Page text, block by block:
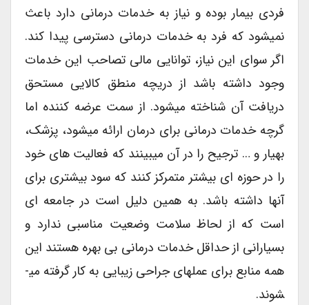
فردی بیمار بوده و نیاز به خدمات درمانی دارد باعث
نمیشود که فرد به خدمات درمانی دسترسی پیدا کند.
اگر سوای این نیاز، توانایی مالی تصاحب این خدمات
وجود داشته باشد از دریچه منطق کالایی مستحق
دریافت آن شناخته میشود. از سمت عرضه کننده اما
گرچه خدمات درمانی برای درمان ارائه میشود، پزشک،
بهیار و … ترجیح را در آن میبینند که فعالیت های خود
را در حوزه ای بیشتر متمرکز کنند که سود بیشتری برای
آنها داشته باشد. به همین دلیل است در جامعه ای
است که از لحاظ سلامت وضعیت مناسبی ندارد و
بسیارانی از حداقل خدمات درمانی بی بهره هستند این
همه منابع برای عمل­های جراحی زیبایی به کار گرفته می­
شوند.